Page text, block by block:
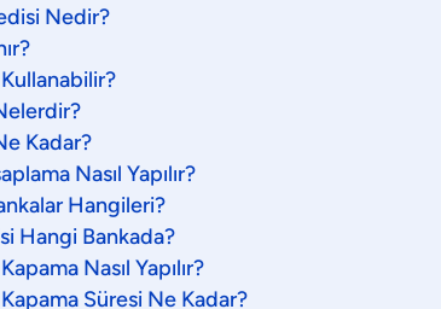
Nedir?
Kadar?
Nasıl Yapılır?
Hangileri?
Hangi Bankada?
Nasıl Yapılır?
Süresi Ne Kadar?